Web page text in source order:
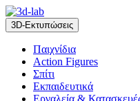
Skip
to
navigation
Skip
to
content
3D-Εκτυπώσεις
Παιχνίδια
Action Figures
Σπίτι
Εκπαιδευτικά
Εργαλεία &